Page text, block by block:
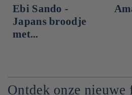
Ebi Sando -
Japans broodje
met...
Ontdek onze nieuwe